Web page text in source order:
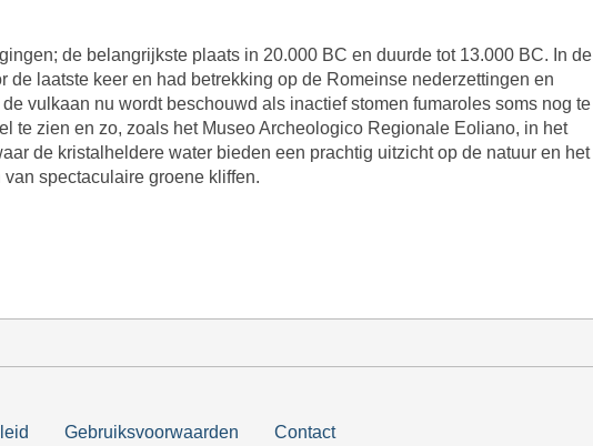
de belangrijkste plaats in 20.000 BC en duurde tot 13.000 BC. In de
laatste keer en had betrekking op de Romeinse nederzettingen en
vulkaan nu wordt beschouwd als inactief stomen fumaroles soms nog te
te zien en zo, zoals het Museo Archeologico Regionale Eoliano, in het
de kristalheldere water bieden een prachtig uitzicht op de natuur en het
spectaculaire groene kliffen.
Gebruiksvoorwaarden Contact